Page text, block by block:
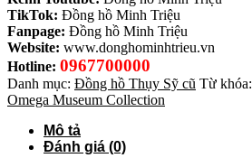
TikTok: Đồng hồ Minh Triệu
Fanpage: Đồng hồ Minh Triệu
Website: www.donghominhtrieu.vn
Hotline: 0967700000
Danh mục: Đồng hồ Thụy Sỹ cũ Từ khóa:
Omega Museum Collection
Mô tả
Đánh giá (0)